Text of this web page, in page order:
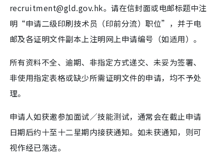
recruitment@gld.gov.hk。请在信封面或电邮标题中注
明“申请二级印刷技术员（印前分流）职位”，并于电
邮及各证明文件副本上注明网上申请编号（如适用）。
所有资料不全、逾期、非指定方式递交、未妥为签署、
非使用指定表格或缺少所需证明文件的申请，均不予处
理。
申请人如获邀参加面试／技能测试，通常会在截止申请
日期后约十至十二星期内接获通知。如未获通知，则可
视作经已落选。